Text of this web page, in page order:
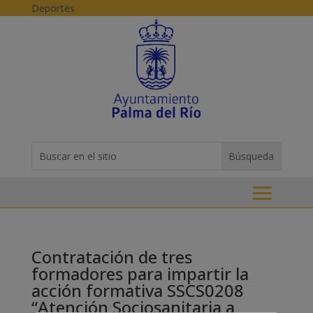
Skip to content
Deportes
for...
Contratación de tres
formadores para impartir la
acción formativa SSCS0208
“Atención Sociosanitaria a